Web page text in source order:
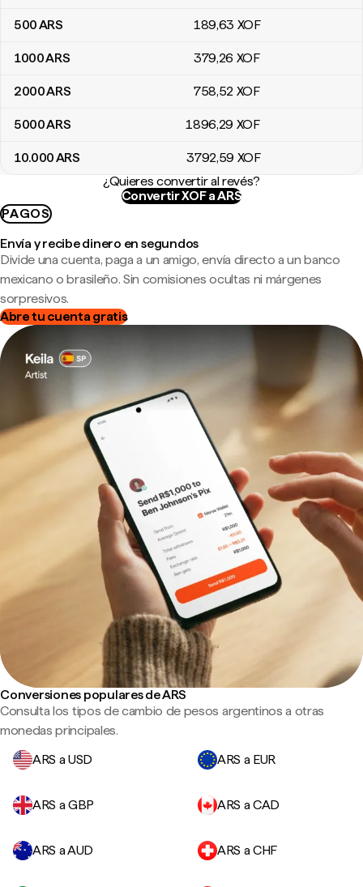
500ARS 189,63 XOF
1000ARS 379,26 XOF
2000ARS 758,52 XOF
5000ARS 1896,29 XOF
10.000ARS 3792,59 XOF
¿Quieres convertir al revés?
Convertir XOF a ARS
PAGOS
Envía y recibe dinero en segundos
Divide una cuenta, paga a un amigo, envía directo a un banco
mexicano o brasileño. Sin comisiones ocultas ni márgenes
sorpresivos.
Abre tu cuenta gratis
Conversiones populares de ARS
Consulta los tipos de cambio de pesos argentinos a otras
monedas principales.
ARS a USD
ARS a EUR
ARS a GBP ARS a CAD
ARS a AUD ARS a CHF